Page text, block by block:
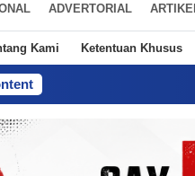
ADVERTORIAL
Kami Ketentuan Khusus